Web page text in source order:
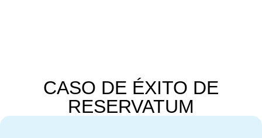
CASO DE ÉXITO DE
RESERVATUM